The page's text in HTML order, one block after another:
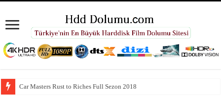
Car Masters Rust to Riches Full Sezon 2018